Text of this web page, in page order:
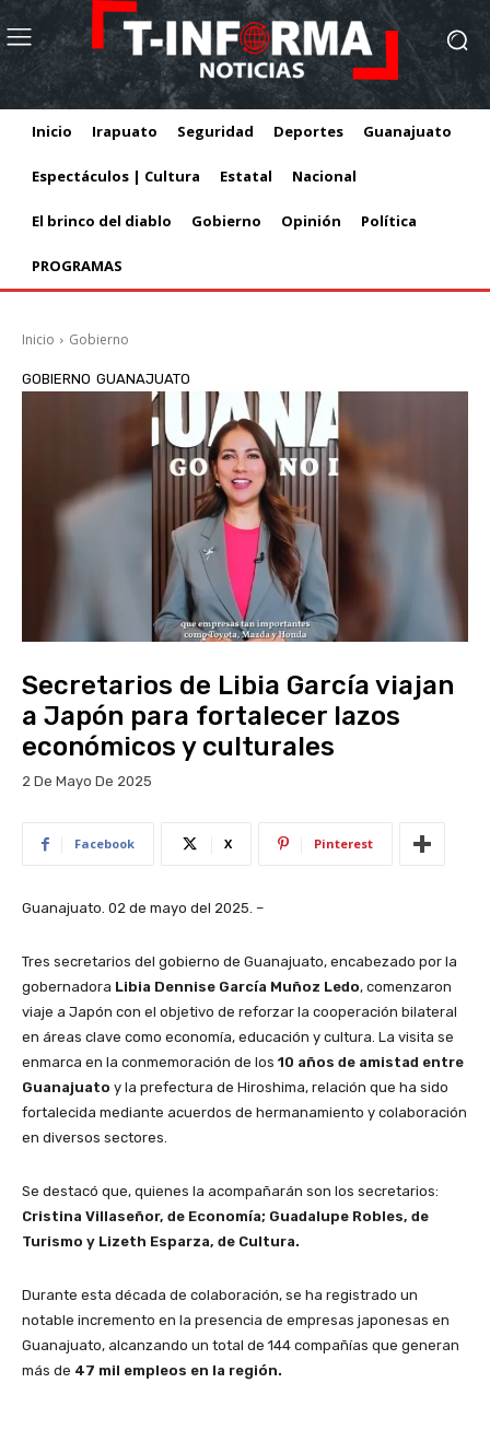
Inicio Irapuato Seguridad Deportes Guanajuato
Espectáculos | Cultura Estatal Nacional
El brinco del diablo Gobierno Opinión Política
PROGRAMAS
Inicio Gobierno
GOBIERNO GUANAJUATO
Secretarios de Libia García viajan
a Japón para fortalecer lazos
económicos y culturales
2 De Mayo De 2025
Facebook X Pinterest
Guanajuato. 02 de mayo del 2025. –
Tres secretarios del gobierno de Guanajuato, encabezado por la
gobernadora Libia Dennise García Muñoz Ledo, comenzaron
viaje a Japón con el objetivo de reforzar la cooperación bilateral
en áreas clave como economía, educación y cultura. La visita se
enmarca en la conmemoración de los 10 años de amistad entre
Guanajuato y la prefectura de Hiroshima, relación que ha sido
fortalecida mediante acuerdos de hermanamiento y colaboración
en diversos sectores.
Se destacó que, quienes la acompañarán son los secretarios:
Cristina Villaseñor, de Economía; Guadalupe Robles, de
Turismo y Lizeth Esparza, de Cultura.
Durante esta década de colaboración, se ha registrado un
notable incremento en la presencia de empresas japonesas en
Guanajuato, alcanzando un total de 144 compañías que generan
más de 47 mil empleos en la región.